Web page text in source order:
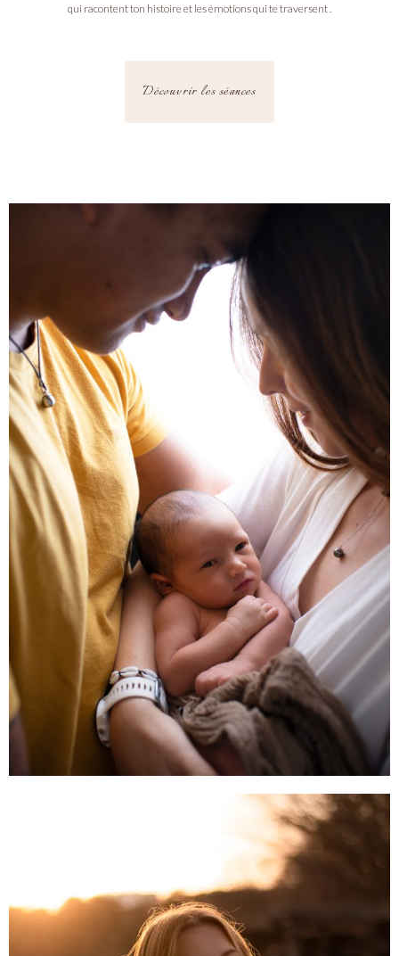
qui racontent ton histoire et les émotions qui te traversent .
Découvrir les séances